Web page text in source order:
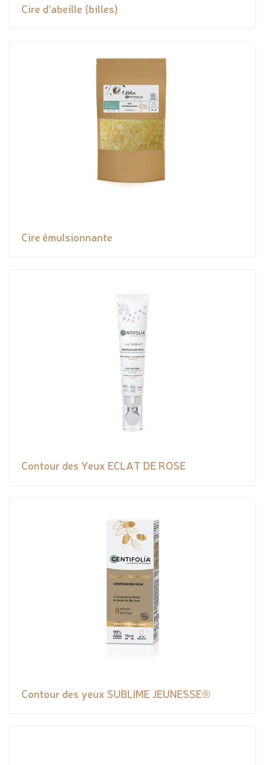
Cire d'abeille (billes)
Cire émulsionnante
Contour des Yeux ECLAT DE ROSE
Contour des yeux SUBLIME JEUNESSE®